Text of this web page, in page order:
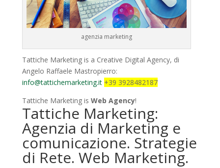
agenzia marketing
Tattiche Marketing is a Creative Digital Agency, di
Angelo Raffaele Mastropierro:
info@tattichemarketing.it +39 3928482187
Tattiche Marketing is Web Agency!
Tattiche Marketing:
Agenzia di Marketing e
comunicazione. Strategie
di Rete. Web Marketing.